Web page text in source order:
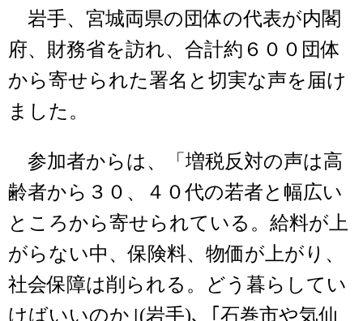
岩手、宮城両県の団体の代表が内閣
府、財務省を訪れ、合計約６００団体
から寄せられた署名と切実な声を届け
ました。
参加者からは、「増税反対の声は高
齢者から３０、４０代の若者と幅広い
ところから寄せられている。給料が上
がらない中、保険料、物価が上がり、
社会保障は削られる。どう暮らしてい
けばいいのか｣(岩手)､「石巻市や気仙